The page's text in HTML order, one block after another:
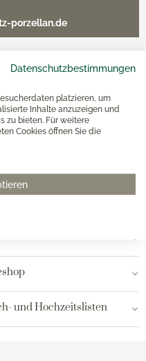
Datenschutzbestimmungen
platzieren, um
Inhalte anzuzeigen und
zu bieten. Für weitere
Cookies öffnen Sie die
porzellan.de
und Hochzeitslisten